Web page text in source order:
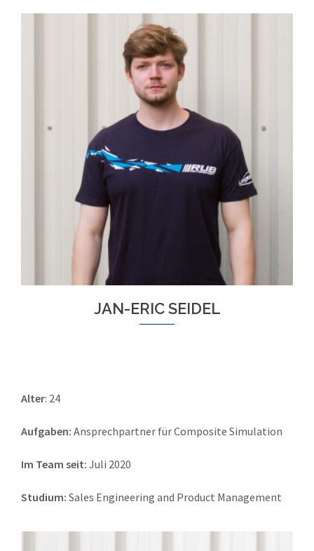
JAN-ERIC SEIDEL
Alter: 24
Aufgaben: Ansprechpartner für Composite Simulation
Im Team seit: Juli 2020
Studium: Sales Engineering and Product Management